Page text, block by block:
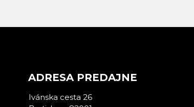
ADRESA PREDAJNE
Ivánska cesta 26